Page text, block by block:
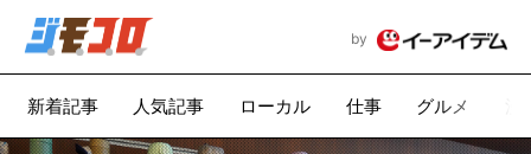
by
新着記事 人気記事 ローカル 仕事 グルメ